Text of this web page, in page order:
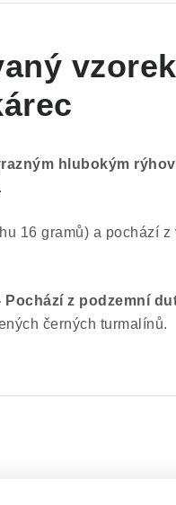
hlubokým
.
16 gramů) a pochází
Pochází z podzemní
černých turmalínů.